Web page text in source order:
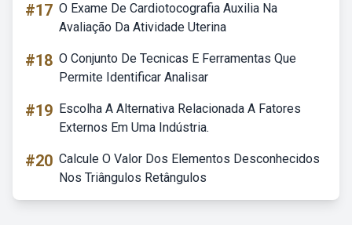
#17 O Exame De Cardiotocografia Auxilia Na
Avaliação Da Atividade Uterina
#18 O Conjunto De Tecnicas E Ferramentas Que
Permite Identificar Analisar
#19 Escolha A Alternativa Relacionada A Fatores
Externos Em Uma Indústria.
#20 Calcule O Valor Dos Elementos Desconhecidos
Nos Triângulos Retângulos